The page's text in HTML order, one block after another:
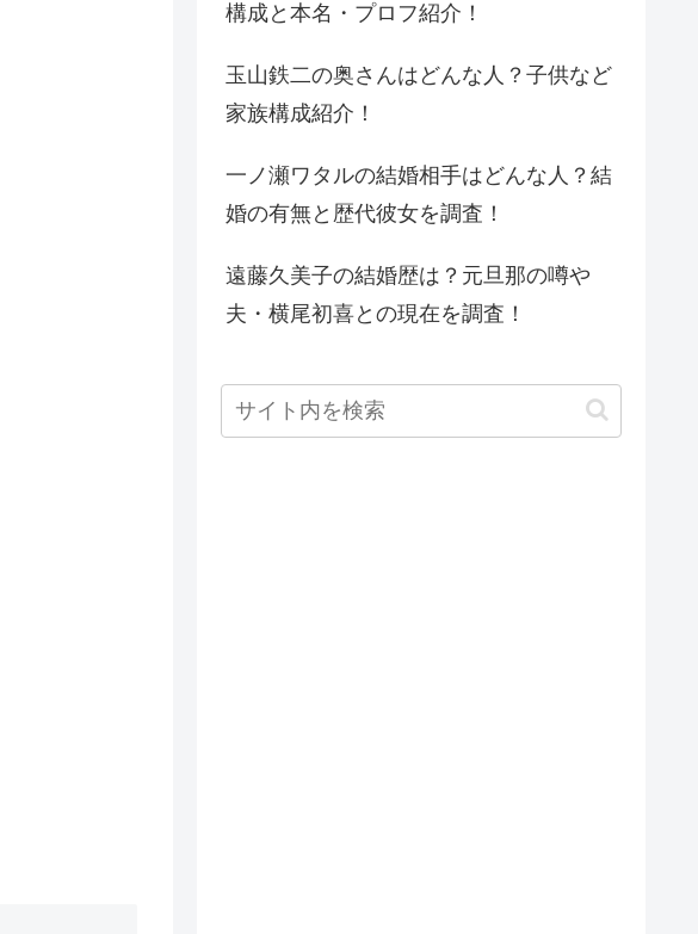
構成と本名・プロフ紹介！
玉山鉄二の奥さんはどんな人？子供など
家族構成紹介！
一ノ瀬ワタルの結婚相手はどんな人？結
婚の有無と歴代彼女を調査！
遠藤久美子の結婚歴は？元旦那の噂や
夫・横尾初喜との現在を調査！